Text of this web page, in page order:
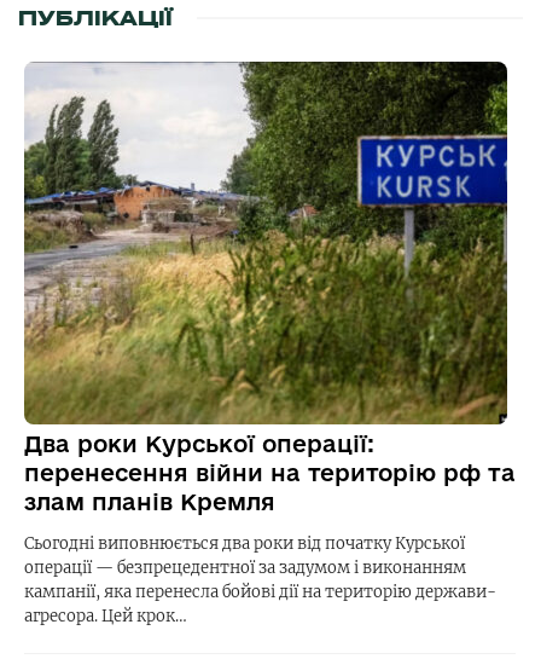
ПУБЛІКАЦІЇ
Два роки Курської операції:
перенесення війни на територію рф та
злам планів Кремля
Сьогодні виповнюється два роки від початку Курської
операції — безпрецедентної за задумом і виконанням
кампанії, яка перенесла бойові дії на територію держави-
агресора. Цей крок…